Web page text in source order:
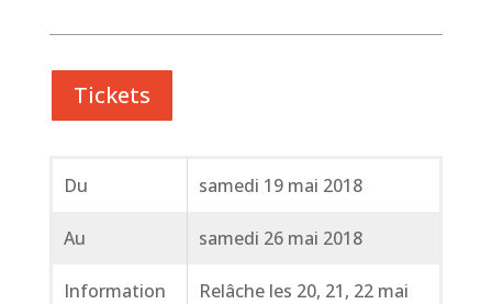
Tickets
Du samedi 19 mai 2018
Au samedi 26 mai 2018
Information Relâche les 20, 21, 22 mai